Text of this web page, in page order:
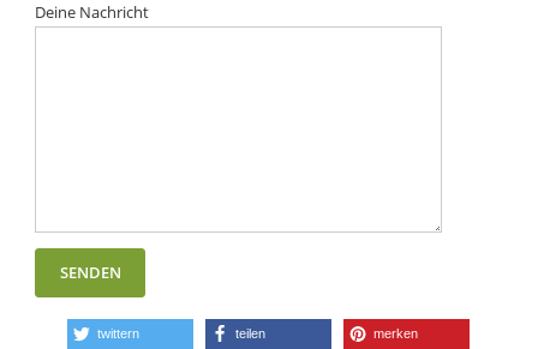
Deine Nachricht
twittern teilen merken